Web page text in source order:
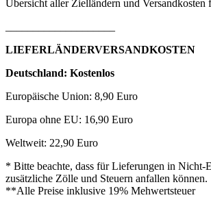
Übersicht aller Zielländern und Versandkosten
LIEFERLÄNDERVERSANDKOSTEN
Deutschland: Kostenlos
Europäische Union: 8,90 Euro
Europa ohne EU: 16,90 Euro
Weltweit: 22,90 Euro
* Bitte beachte, dass für Lieferungen in Nicht-
zusätzliche Zölle und Steuern anfallen können.
**Alle Preise inklusive 19% Mehwertsteuer